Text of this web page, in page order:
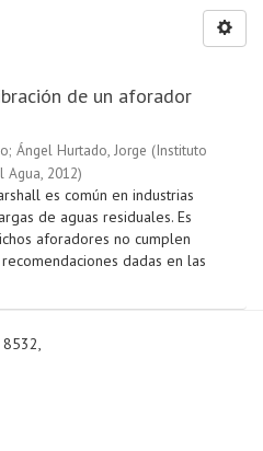
de un aforador
; Ángel Hurtado, Jorge (Instituto
Agua, 2012)
es común en industrias
de aguas residuales. Es
aforadores no cumplen
dadas en las
8532,